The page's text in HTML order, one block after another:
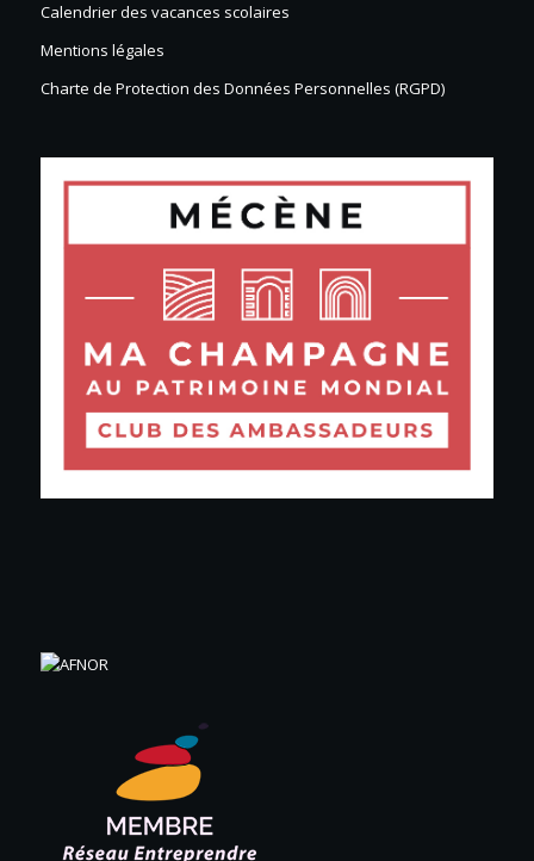
Calendrier des vacances scolaires
Mentions légales
Charte de Protection des Données Personnelles (RGPD)